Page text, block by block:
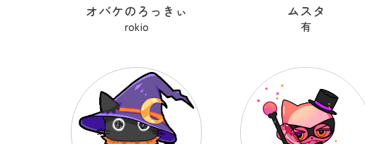
オバケのろっきぃ
rokio
ムスタ
有